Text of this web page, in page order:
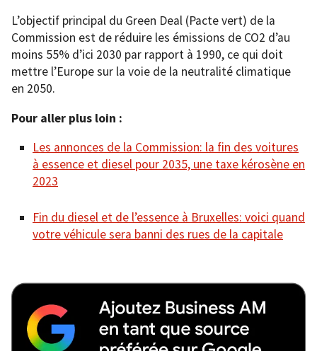
L’objectif principal du Green Deal (Pacte vert) de la
Commission est de réduire les émissions de CO2 d’au
moins 55% d’ici 2030 par rapport à 1990, ce qui doit
mettre l’Europe sur la voie de la neutralité climatique
en 2050.
Pour aller plus loin :
Les annonces de la Commission: la fin des voitures
à essence et diesel pour 2035, une taxe kérosène en
2023
Fin du diesel et de l’essence à Bruxelles: voici quand
votre véhicule sera banni des rues de la capitale